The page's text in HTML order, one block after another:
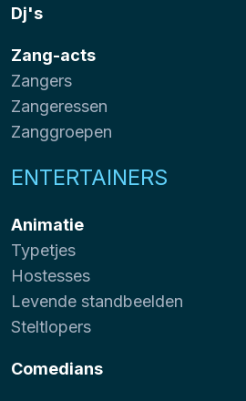
Dj's
Zang-acts
Zangers
Zangeressen
Zanggroepen
ENTERTAINERS
Animatie
Typetjes
Hostesses
Levende standbeelden
Steltlopers
Comedians